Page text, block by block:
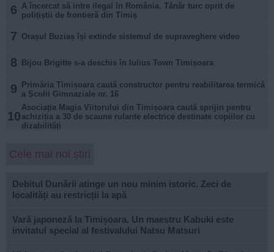
6 A încercat să intre ilegal în România. Tânăr turc oprit de
polițiștii de frontieră din Timiș
7 Orașul Buziaș își extinde sistemul de supraveghere video
8 Bijou Brigitte s-a deschis în Iulius Town Timișoara
9
Primăria Timișoara caută constructor pentru reabilitarea termică
a Școlii Gimnaziale nr. 16
10
Asociația Magia Viitorului din Timișoara caută sprijin pentru
achiziția a 30 de scaune rulante electrice destinate copiilor cu
dizabilități
Cele mai noi știri
Debitul Dunării atinge un nou minim istoric. Zeci de
localități au restricții la apă
Vară japoneză la Timișoara. Un maestru Kabuki este
invitatul special al festivalului Natsu Matsuri